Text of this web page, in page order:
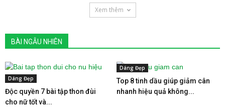
Xem thêm
BÀI NGẪU NHIÊN
Dáng Đẹp
Độc quyền 7 bài tập thon đùi
cho nữ tốt và...
Dáng Đẹp
Top 8 tinh dầu giúp giảm cân
nhanh hiệu quả không...